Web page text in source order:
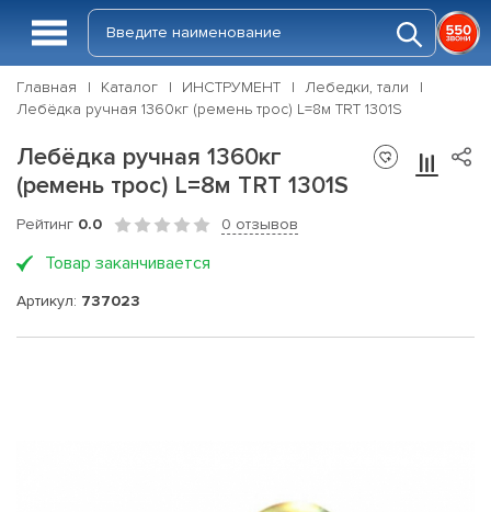
Главная Каталог ИНСТРУМЕНТ
Лебедки, тали
Лебёдка ручная 1360кг (ремень трос) L=8м TRT 1301S
Лебёдка ручная 1360кг
(ремень трос) L=8м TRT 1301S
Рейтинг 0.0 0 отзывов
Товар заканчивается
Артикул: 737023